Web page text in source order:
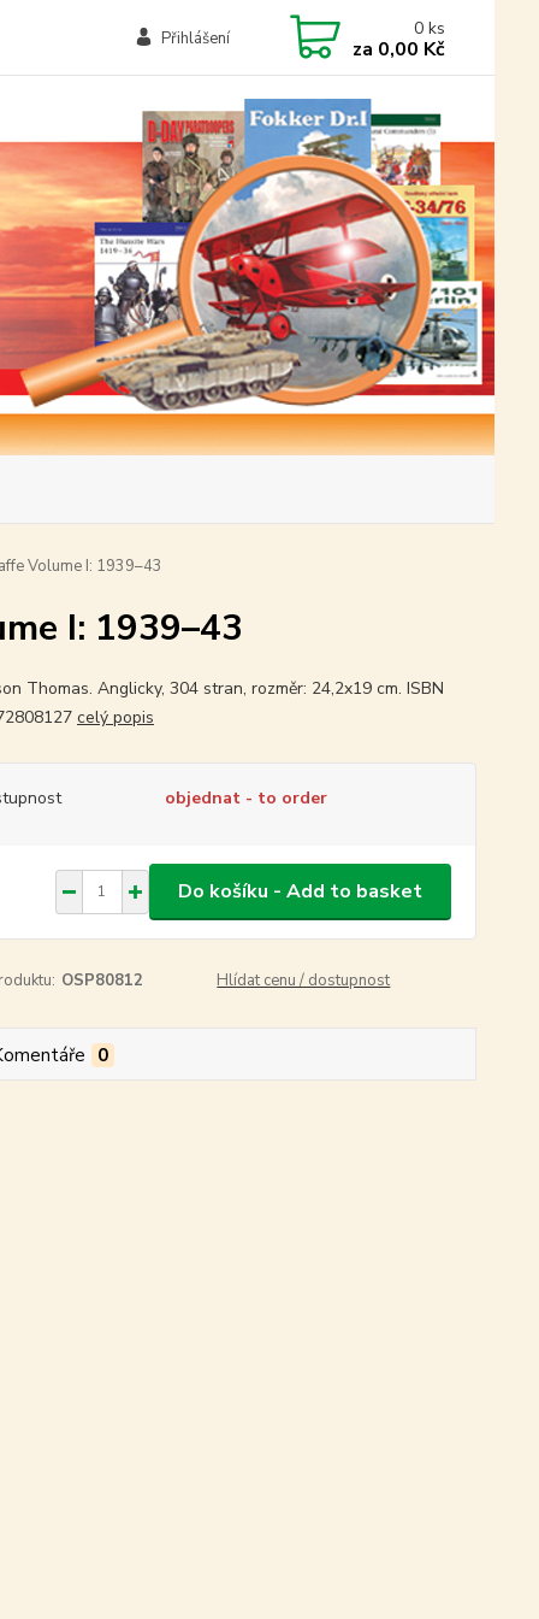
Přihlášení 0 ks
za 0,00 Kč
Volume I: 1939–43
I: 1939–43
Thomas. Anglicky, 304 stran, rozměr: 24,2x19 cm. ISBN
celý popis
objednat - to order
Do košíku - Add to basket
OSP80812 Hlídat cenu / dostupnost
0